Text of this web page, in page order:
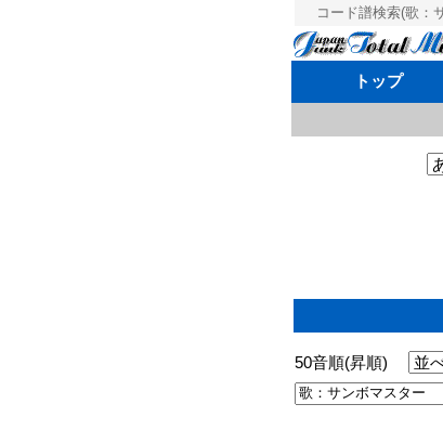
コード譜検索(歌：
トップ
50音順(昇順)